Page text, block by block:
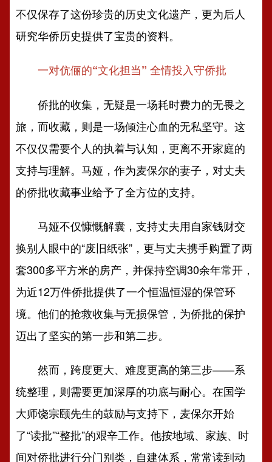
不仅保存了这份珍贵的历史文化遗产，更为后人
研究华侨历史提供了宝贵的资料。
一对伉俪的“文化担当” 全情投入守侨批
侨批的收集，无疑是一场耗时费力的无畏之
旅，而收藏，则是一场倾注心血的无私坚守。这
不仅仅需要个人的执着与认知，更离不开家庭的
支持与理解。马娅，作为麦保尔的妻子，对丈夫
的侨批收藏事业给予了全方位的支持。
马娅不仅慷慨解囊，支持丈夫用自家钱财交
换别人眼中的“废旧纸张”，更与丈夫携手购置了两
套300多平方米的房产，并保持空调30余年常开，
为近12万件侨批提供了一个恒温恒湿的保管环
境。他们的抢救收集与无损保管，为侨批的保护
迈出了坚实的第一步和第二步。
然而，跨度更大、难度更高的第三步——系
统整理，则需要更加深厚的功底与耐心。在国学
大师饶宗颐先生的鼓励与支持下，麦保尔开始
了“读批”“整批”的艰辛工作。他按地域、家族、时
间对侨批进行分门别类，自建体系，常常读到动